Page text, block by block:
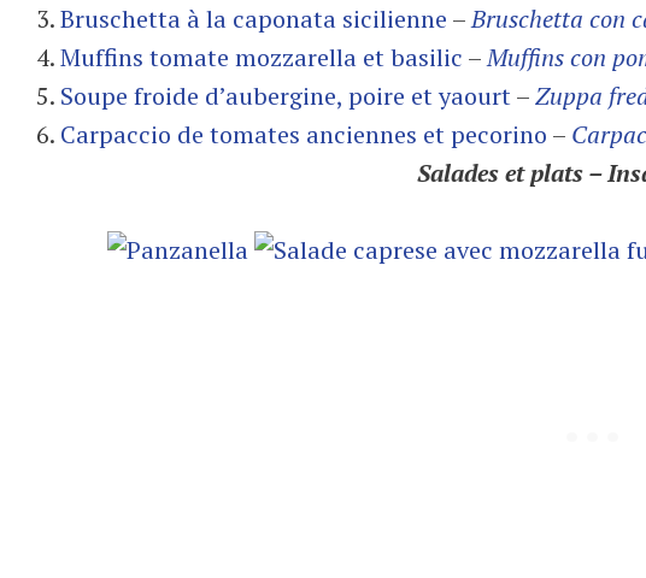
3.Bruschetta à la caponata sicilienne –Bruschetta con
4.Muffins tomate mozzarella et basilic –Muffins con
5. Soupe froide d’aubergine, poire et yaourt–Zuppa
6. Carpaccio de tomates anciennes et pecorino –
Salades et plats –